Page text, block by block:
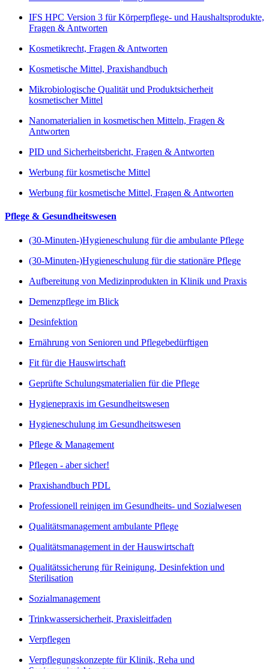
IFS HPC Version 3 für Körperpflege- und Haushaltsprodukte,
Fragen & Antworten
Kosmetikrecht, Fragen & Antworten
Kosmetische Mittel, Praxishandbuch
Mikrobiologische Qualität und Produktsicherheit
kosmetischer Mittel
Nanomaterialien in kosmetischen Mitteln, Fragen &
Antworten
PID und Sicherheitsbericht, Fragen & Antworten
Werbung für kosmetische Mittel
Werbung für kosmetische Mittel, Fragen & Antworten
Pflege & Gesundheitswesen
(30-Minuten-)Hygieneschulung für die ambulante Pflege
(30-Minuten-)Hygieneschulung für die stationäre Pflege
Aufbereitung von Medizinprodukten in Klinik und Praxis
Demenzpflege im Blick
Desinfektion
Ernährung von Senioren und Pflegebedürftigen
Fit für die Hauswirtschaft
Geprüfte Schulungsmaterialien für die Pflege
Hygienepraxis im Gesundheitswesen
Hygieneschulung im Gesundheitswesen
Pflege & Management
Pflegen - aber sicher!
Praxishandbuch PDL
Professionell reinigen im Gesundheits- und Sozialwesen
Qualitätsmanagement ambulante Pflege
Qualitätsmanagement in der Hauswirtschaft
Qualitätssicherung für Reinigung, Desinfektion und
Sterilisation
Sozialmanagement
Trinkwassersicherheit, Praxisleitfaden
Verpflegen
Verpflegungskonzepte für Klinik, Reha und